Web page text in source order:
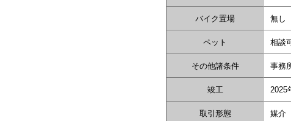
バイク置場 無し
ペット 相談
その他諸条件 事務
竣工 2025
取引形態 媒介